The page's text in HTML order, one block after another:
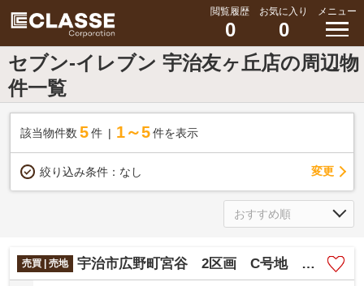
閲覧履歴
0
お気に入り
0
メニュー
セブン-イレブン 宇治友ヶ丘店の周辺物
件一覧
該当物件数 5件 1～5 件を表示
絞り込み条件： なし 変更
売買 | 売地 宇治市広野町宮谷 2区画 C号地 売土地 建築条件付き